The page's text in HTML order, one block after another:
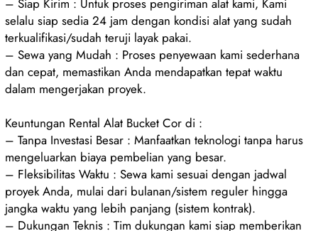
– Siap Kirim : Untuk proses pengiriman alat kami, Kami
selalu siap sedia 24 jam dengan kondisi alat yang sudah
terkualifikasi/sudah teruji layak pakai.
– Sewa yang Mudah : Proses penyewaan kami sederhana
dan cepat, memastikan Anda mendapatkan tepat waktu
dalam mengerjakan proyek.
Keuntungan Rental Alat Bucket Cor di :
– Tanpa Investasi Besar : Manfaatkan teknologi tanpa harus
mengeluarkan biaya pembelian yang besar.
– Fleksibilitas Waktu : Sewa kami sesuai dengan jadwal
proyek Anda, mulai dari bulanan/sistem reguler hingga
jangka waktu yang lebih panjang (sistem kontrak).
– Dukungan Teknis : Tim dukungan kami siap memberikan